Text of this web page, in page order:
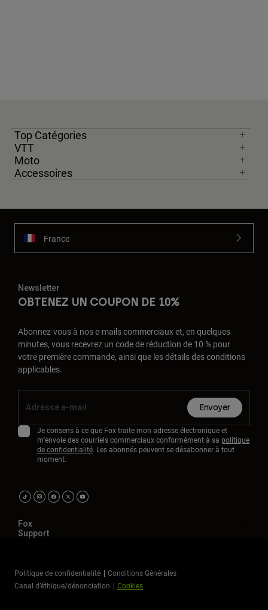
Top Catégories
VTT
Moto
Accessoires
France
Newsletter
OBTENEZ UN COUPON DE 10%
Abonnez-vous à nos e-mails commerciaux et, en quelques
minutes, vous recevrez un code de réduction de 10 % pour
votre première commande, ainsi que les détails des conditions
applicables.
Envoyer
Je consens à ce que Fox traite mon adresse électronique et
m'envoie des courriels commerciaux conformément à sa politique
de confidentialité. Les abonnés peuvent se désabonner à tout
moment.
Fox
Support
Politique de confidentialité
Conditions Générales
Canal d’éthique/dénonciation
Cookies